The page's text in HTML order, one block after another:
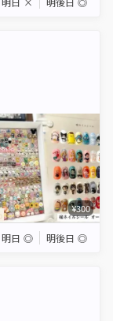
¥300
明日 ◎ 明後日 ◎